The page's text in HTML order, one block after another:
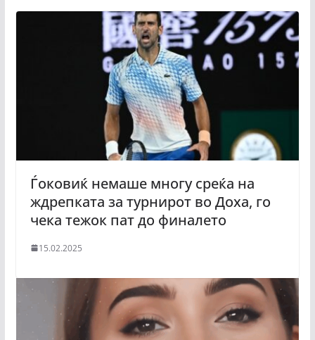
Ѓоковиќ немаше многу среќа на
ждрепката за турнирот во Доха, го
чека тежок пат до финалето
15.02.2025